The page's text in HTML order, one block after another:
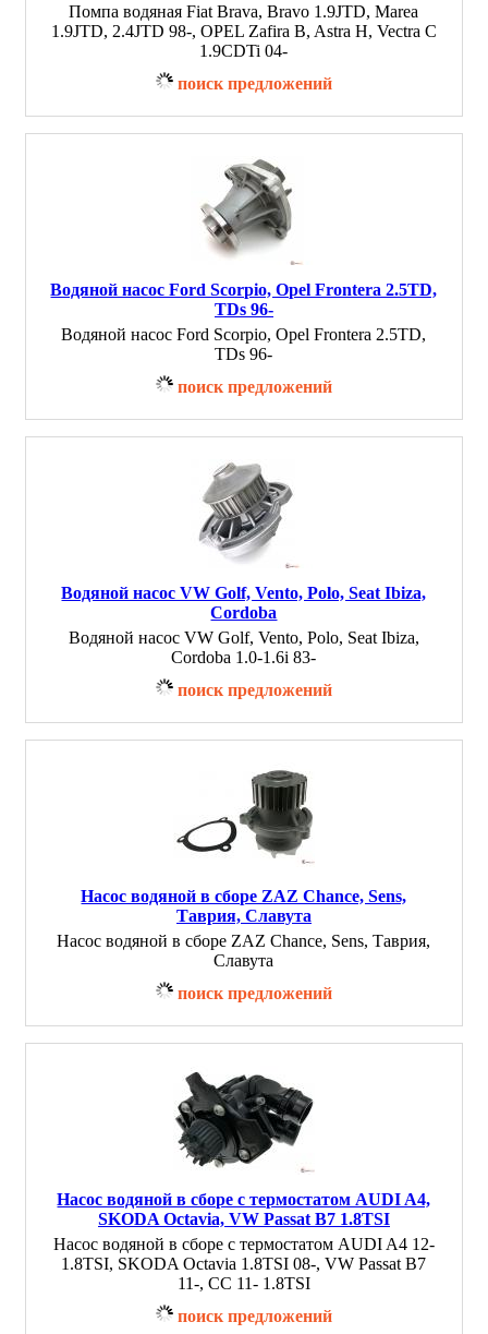
Помпа водяная Fiat Brava, Bravo 1.9JTD, Marea
1.9JTD, 2.4JTD 98-, OPEL Zafira B, Astra H, Vectra C
1.9CDTi 04-
поиск предложений
Водяной насос Ford Scorpio, Opel Frontera 2.5TD,
TDs 96-
Водяной насос Ford Scorpio, Opel Frontera 2.5TD,
TDs 96-
поиск предложений
Водяной насос VW Golf, Vento, Polo, Seat Ibiza,
Cordoba
Водяной насос VW Golf, Vento, Polo, Seat Ibiza,
Cordoba 1.0-1.6i 83-
поиск предложений
Насос водяной в сборе ZAZ Chance, Sens,
Таврия, Славута
Насос водяной в сборе ZAZ Chance, Sens, Таврия,
Славута
поиск предложений
Насос водяной в сборе с термостатом AUDI A4,
SKODA Octavia, VW Passat B7 1.8TSI
Насос водяной в сборе с термостатом AUDI A4 12-
1.8TSI, SKODA Octavia 1.8TSI 08-, VW Passat B7
11-, CC 11- 1.8TSI
поиск предложений